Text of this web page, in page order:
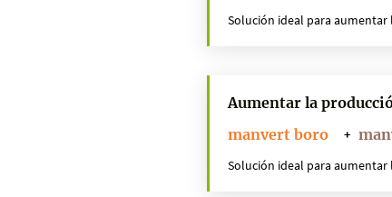
Solución ideal para
Aumentar la
manvert boro
+
Solución ideal para